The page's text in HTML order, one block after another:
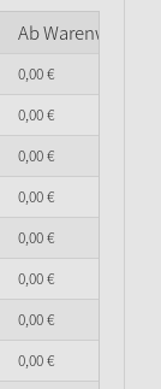
Ab Warenwert
0,00€
0,00€
0,00€
0,00€
0,00€
0,00€
0,00€
0,00€